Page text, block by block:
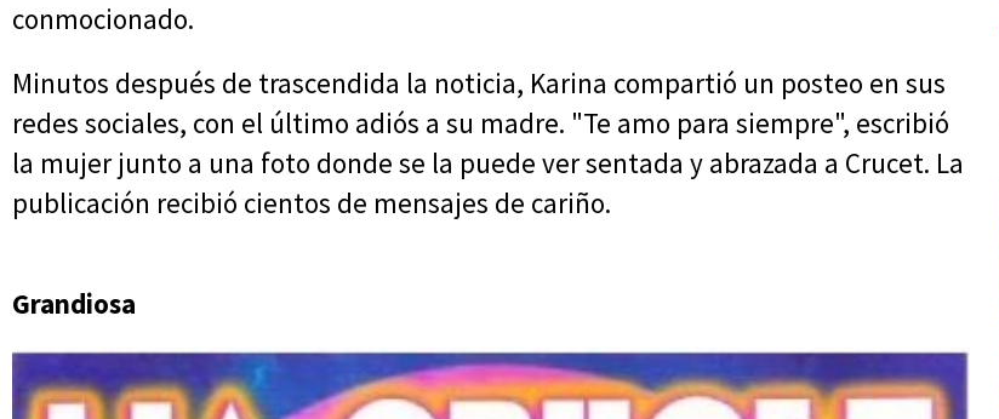
conmocionado.
Minutos después de trascendida la noticia, Karina compartió un posteo en sus
redes sociales, con el último adiós a su madre. "Te amo para siempre", escribió
la mujer junto a una foto donde se la puede ver sentada y abrazada a Crucet. La
publicación recibió cientos de mensajes de cariño.
Grandiosa